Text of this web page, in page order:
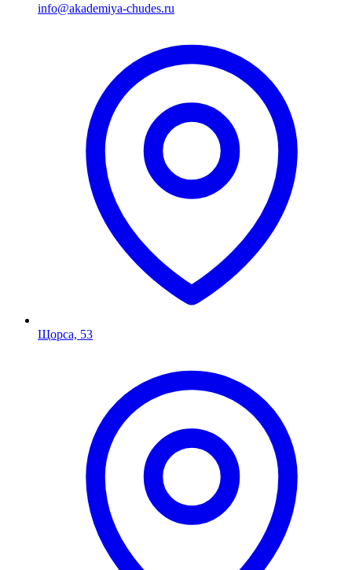
info@akademiya-chudes.ru
Щорса, 53